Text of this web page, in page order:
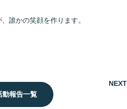
誰かの笑顔を作ります。
動報告一覧
NEXT